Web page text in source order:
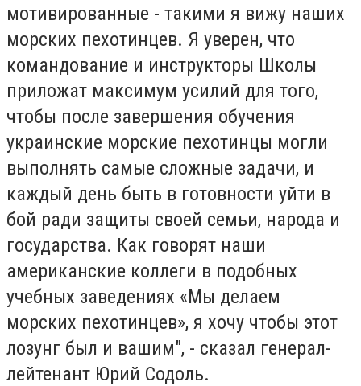
мотивированные - такими я вижу наших
морских пехотинцев. Я уверен, что
командование и инструкторы Школы
приложат максимум усилий для того,
чтобы после завершения обучения
украинские морские пехотинцы могли
выполнять самые сложные задачи, и
каждый день быть в готовности уйти в
бой ради защиты своей семьи, народа и
государства. Как говорят наши
американские коллеги в подобных
учебных заведениях «Мы делаем
морских пехотинцев», я хочу чтобы этот
лозунг был и вашим", - сказал генерал-
лейтенант Юрий Содоль.